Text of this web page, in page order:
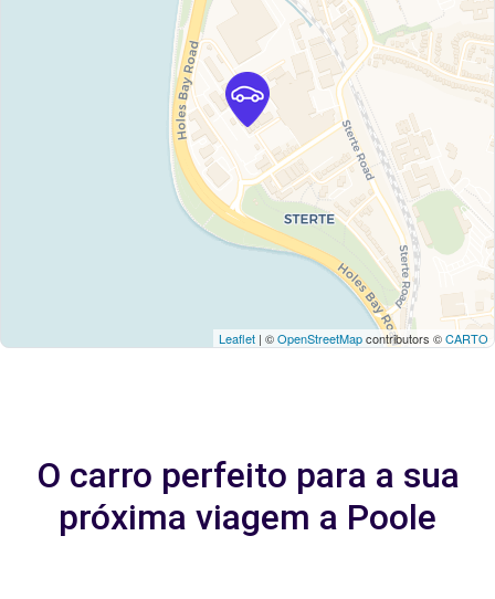
Leaflet | ©OpenStreetMapcontributors ©CARTO
O carro perfeito para a sua
próxima viagem a Poole